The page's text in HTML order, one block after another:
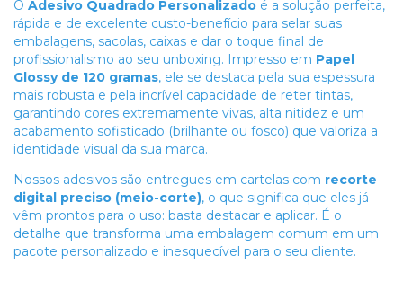
O Adesivo Quadrado Personalizado é a solução perfeita,
rápida e de excelente custo-benefício para selar suas
embalagens, sacolas, caixas e dar o toque final de
profissionalismo ao seu unboxing. Impresso em Papel
Glossy de 120 gramas, ele se destaca pela sua espessura
mais robusta e pela incrível capacidade de reter tintas,
garantindo cores extremamente vivas, alta nitidez e um
acabamento sofisticado (brilhante ou fosco) que valoriza a
identidade visual da sua marca.
Nossos adesivos são entregues em cartelas com recorte
digital preciso (meio-corte), o que significa que eles já
vêm prontos para o uso: basta destacar e aplicar. É o
detalhe que transforma uma embalagem comum em um
pacote personalizado e inesquecível para o seu cliente.